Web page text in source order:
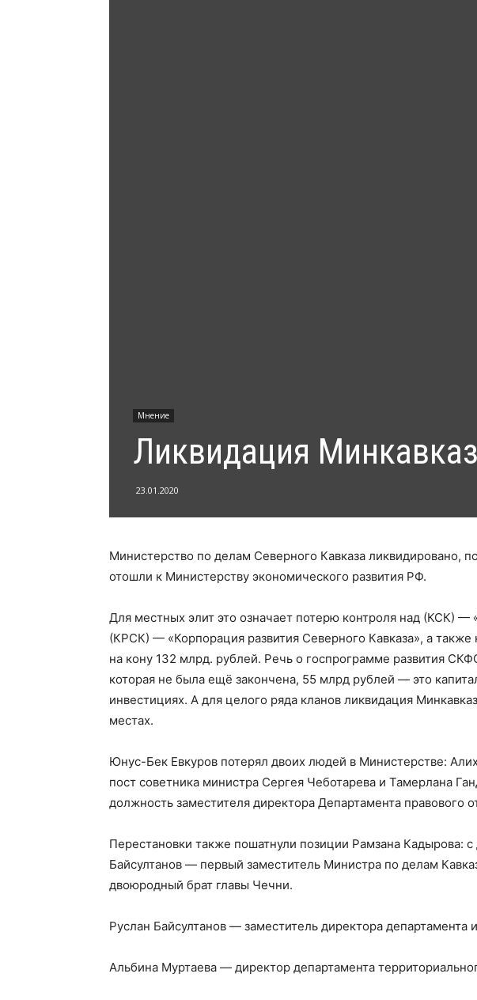
Мнение
Ликвидация
23.01.2020
Министерство по делам Северного Кавказа ликвидировано,
отошли к Министерству экономического развития РФ.
Для местных элит это означает потерю контроля над (КСК) —
(КРСК) — «Корпорация развития Северного Кавказа», а
на кону 132 млрд. рублей. Речь о госпрограмме развития
которая не была ещё закончена, 55 млрд рублей — это
инвестициях. А для целого ряда кланов ликвидация
местах.
Юнус-Бек Евкуров потерял двоих людей в Министерстве:
пост советника министра Сергея Чеботарева и Тамерлана
должность заместителя директора Департамента правового
Перестановки также пошатнули позиции Рамзана Кадырова:
Байсултанов — первый заместитель Министра по делам
двоюродный брат главы Чечни.
Руслан Байсултанов — заместитель директора департамента
Альбина Муртаева — директор департамента